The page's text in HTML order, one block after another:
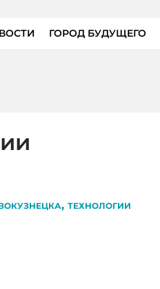
ГОРОД БУДУЩЕГО
, ТЕХНОЛОГИИ